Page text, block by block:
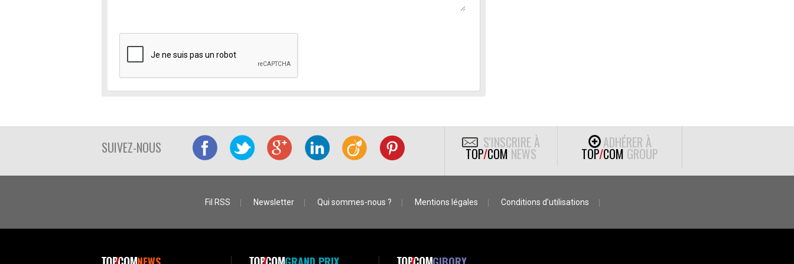
SUIVEZ-NOUS S'INSCRIRE À
TOP/COM NEWS
ADHÉRER À
TOP/COM GROUP
Fil RSS Newsletter Qui sommes-nous ? Mentions légales Conditions d’utilisations